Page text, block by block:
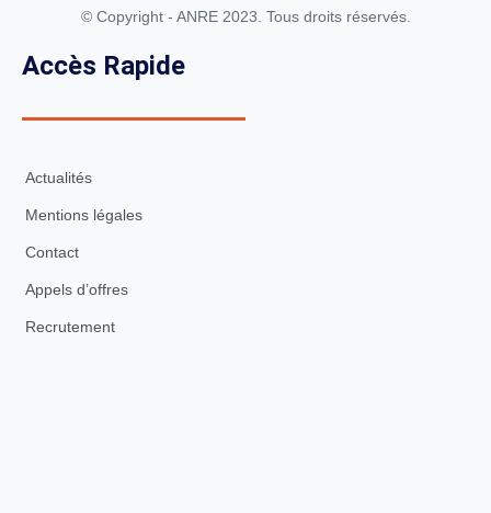
© Copyright - ANRE 2023. Tous droits réservés.
Accès Rapide
Actualités
Mentions légales
Contact
Appels d’offres
Recrutement